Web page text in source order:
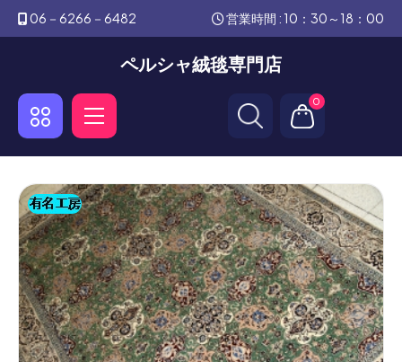
06－6266－6482 営業時間 : 10：30～18：00
ペルシャ絨毯専門店
0